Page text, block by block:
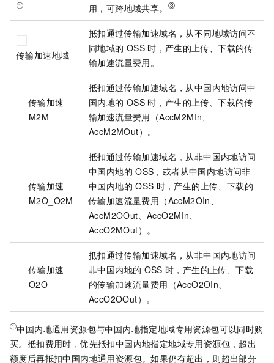
①
用，可跨地域共享。
③
传输加速地域
抵扣通过传输加速域名，从不同地域访问不
同地域的 OSS 时，产生的上传、下载的传
输加速流量费用。
传输加速
M2M
抵扣通过传输加速域名，从中国内地访问中
国内地的 OSS 时，产生的上传、下载的传
输加速流量费用（AccM2MIn、
AccM2MOut）。
传输加速
M2O_O2M
抵扣通过传输加速域名，从非中国内地访问
中国内地的 OSS，或者从中国内地访问非
中国内地的 OSS 时，产生的上传、下载的
传输加速流量费用（AccM2OIn、
AccM2OOut、AccO2MIn、
AccO2MOut）。
传输加速
O2O
抵扣通过传输加速域名，从非中国内地访问
非中国内地的 OSS 时，产生的上传、下载
的传输加速流量费用（AccO2OIn、
AccO2OOut）。
①中国内地通用资源包与中国内地指定地域专用资源包可以同时购
买。抵扣费用时，优先抵扣中国内地指定地域专用资源包，超出
额度后再抵扣中国内地通用资源包。如果仍有超出，则超出部分